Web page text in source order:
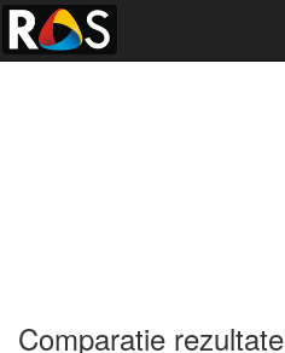
Comparatie rezultate